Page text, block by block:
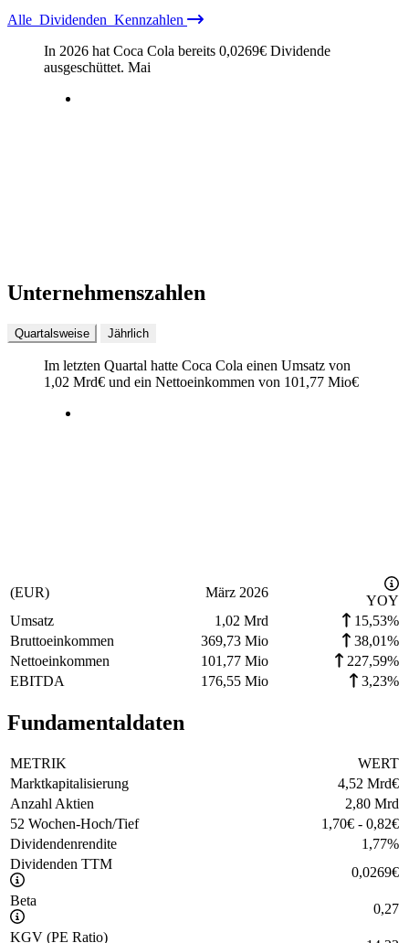
Alle Dividenden Kennzahlen
In 2026 hat Coca Cola bereits 0,0269€ Dividende
ausgeschüttet. Mai
Unternehmenszahlen
Quartalsweise Jährlich
Im letzten Quartal hatte Coca Cola einen Umsatz von
1,02 Mrd€ und ein Nettoeinkommen von 101,77 Mio€
(EUR) März 2026
YOY
Umsatz
1,02 Mrd
15,53%
Bruttoeinkommen
369,73 Mio
38,01%
Nettoeinkommen
101,77 Mio
227,59%
EBITDA
176,55 Mio 3,23%
Fundamentaldaten
METRIK
WERT
Marktkapitalisierung
4,52 Mrd€
Anzahl Aktien
2,80 Mrd
52 Wochen-Hoch/Tief
1,70€ - 0,82€
Dividendenrendite
1,77%
Dividenden TTM
0,0269€
Beta
0,27
KGV (PE Ratio)